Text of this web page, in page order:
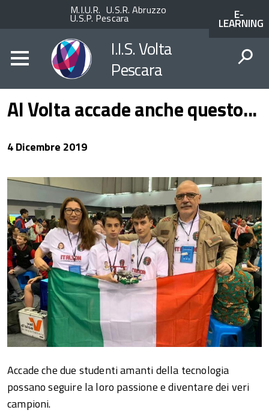
superiori
M.I.U.R. U.S.R. Abruzzo
U.S.P. Pescara AI
SERVIZI
SPID
E-
LEARNING
I.I.S. Volta
Pescara
Al Volta accade anche questo...
4 Dicembre 2019
Accade che due studenti amanti della tecnologia
possano seguire la loro passione e diventare dei veri
campioni.